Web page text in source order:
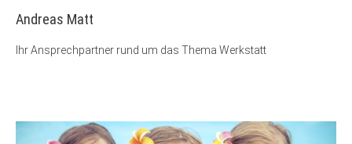
Andreas Matt
Ihr Ansprechpartner rund um das Thema Werkstatt